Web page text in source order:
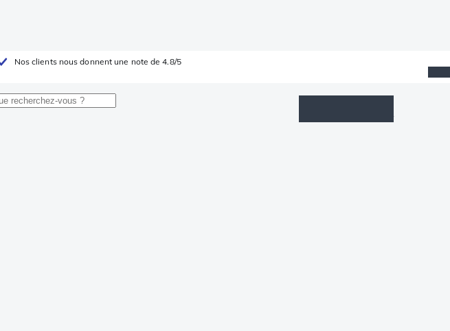
Nos clients nous donnent une note de 4.8/5